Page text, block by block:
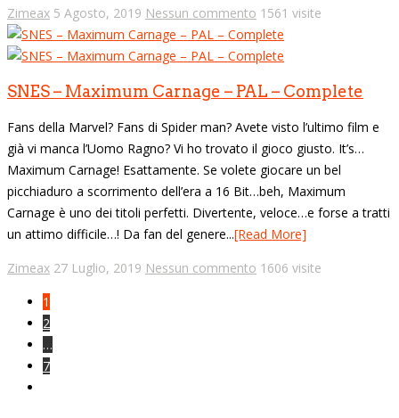
Zimeax 5 Agosto, 2019 Nessun commento 1561 visite
SNES – Maximum Carnage – PAL – Complete
Fans della Marvel? Fans di Spider man? Avete visto l’ultimo film e
già vi manca l’Uomo Ragno? Vi ho trovato il gioco giusto. It’s…
Maximum Carnage! Esattamente. Se volete giocare un bel
picchiaduro a scorrimento dell’era a 16 Bit…beh, Maximum
Carnage è uno dei titoli perfetti. Divertente, veloce…e forse a tratti
un attimo difficile…! Da fan del genere...[Read More]
Zimeax 27 Luglio, 2019 Nessun commento 1606 visite
1
2
…
7